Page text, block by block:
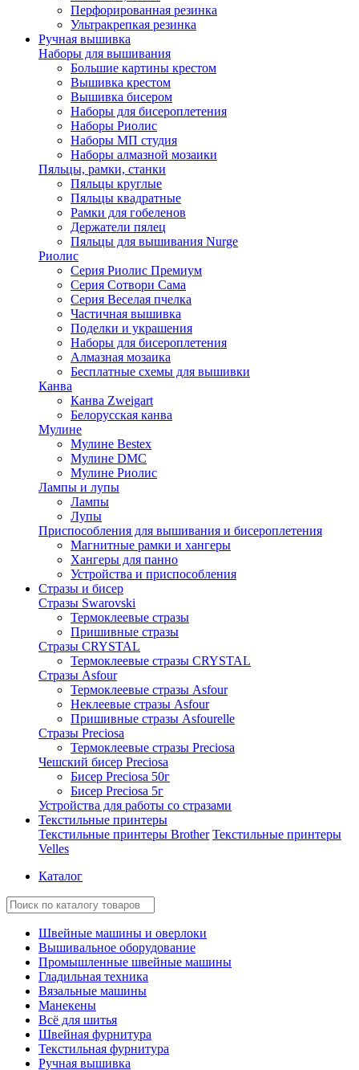
Перфорированная резинка
Ультракрепкая резинка
Ручная вышивка
Наборы для вышивания
Большие картины крестом
Вышивка крестом
Вышивка бисером
Наборы для бисероплетения
Наборы Риолис
Наборы МП студия
Наборы алмазной мозаики
Пяльцы, рамки, станки
Пяльцы круглые
Пяльцы квадратные
Рамки для гобеленов
Держатели пялец
Пяльцы для вышивания Nurge
Риолис
Серия Риолис Премиум
Серия Сотвори Сама
Серия Веселая пчелка
Частичная вышивка
Поделки и украшения
Наборы для бисероплетения
Алмазная мозаика
Бесплатные схемы для вышивки
Канва
Канва Zweigart
Белорусская канва
Мулине
Мулине Bestex
Мулине DMC
Мулине Риолис
Лампы и лупы
Лампы
Лупы
Приспособления для вышивания и бисероплетения
Магнитные рамки и хангеры
Хангеры для панно
Устройства и приспособления
Стразы и бисер
Стразы Swarovski
Термоклеевые стразы
Пришивные стразы
Стразы CRYSTAL
Термоклеевые стразы CRYSTAL
Стразы Asfour
Термоклеевые стразы Asfour
Неклеевые стразы Asfour
Пришивные стразы Asfourelle
Стразы Preciosa
Термоклеевые стразы Preciosa
Чешский бисер Preciosa
Бисер Preciosa 50г
Бисер Preciosa 5г
Устройства для работы со стразами
Текстильные принтеры
Текстильные принтеры Brother Текстильные принтеры
Velles
Каталог
Швейные машины и оверлоки
Вышивальное оборудование
Промышленные швейные машины
Гладильная техника
Вязальные машины
Манекены
Всё для шитья
Швейная фурнитура
Текстильная фурнитура
Ручная вышивка